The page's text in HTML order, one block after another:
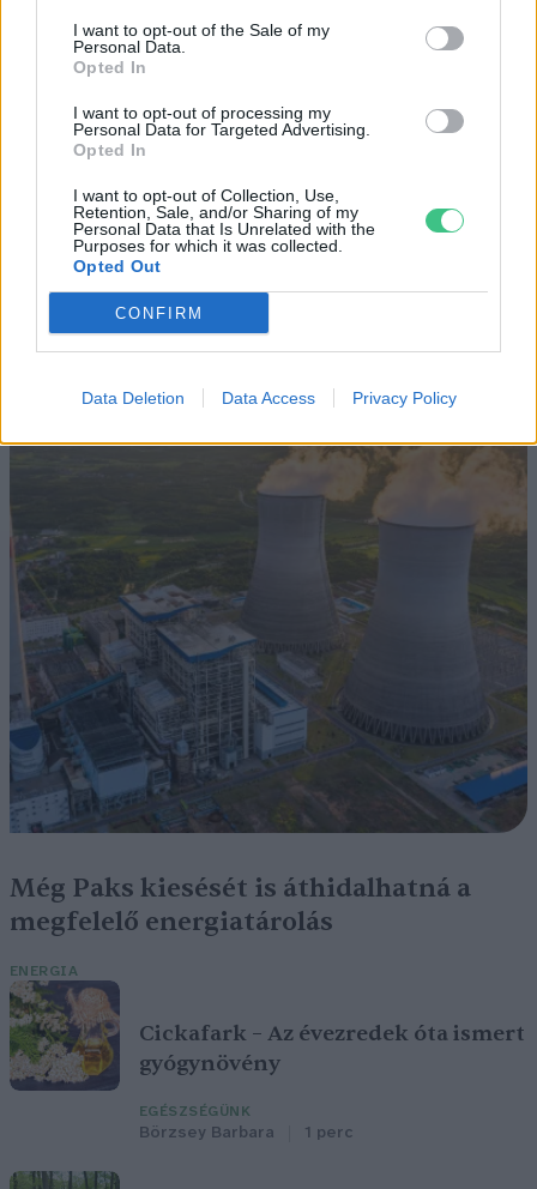
I want to opt-out of the Sale of my
Personal Data.
Opted In
I want to opt-out of processing my
Personal Data for Targeted Advertising.
Opted In
I want to opt-out of Collection, Use,
Retention, Sale, and/or Sharing of my
Personal Data that Is Unrelated with the
Purposes for which it was collected.
Opted Out
CONFIRM
Data Deletion Data Access Privacy Policy
Történelmi aszály sújtja Nagy-
Britanniát is
Elképesztő felvétel mutatja meg,
mekkora a különbség az áradó és a
kiszáradó Duna között
ÉLŐ BOLYGÓNK
Még Paks kiesését is áthidalhatná a
megfelelő energiatárolás
ENERGIA
Cickafark – Az évezredek óta ismert
gyógynövény
EGÉSZSÉGÜNK
Börzsey Barbara 1 perc